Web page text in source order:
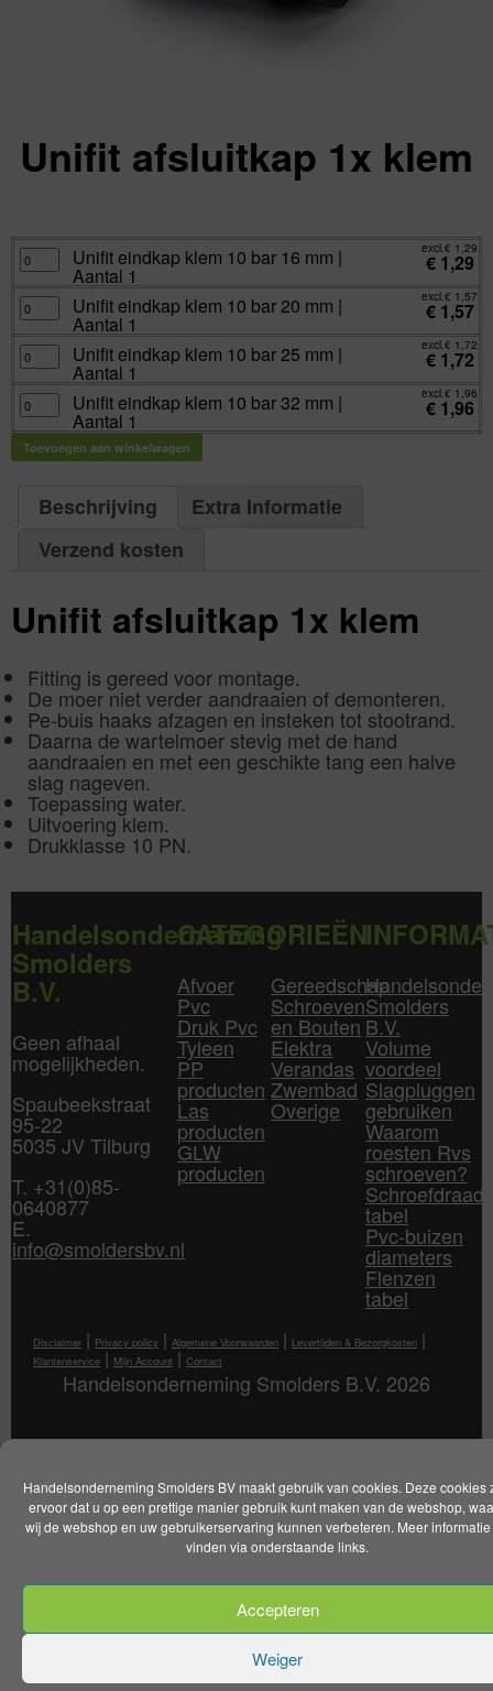
Handelsonderneming Smolders BV maakt gebruik van cookies. Deze cookies
ervoor dat u op een prettige manier gebruik kunt maken van de webshop,
wij de webshop en uw gebruikerservaring kunnen verbeteren. Meer
vinden via onderstaande links.
Accepteren
Weiger
Unifit afsluitkap 1x klem
Unifit
eindkap
klem
bar
16
mm
Aantal
1
aantal
Unifit eindkap klem 10 bar 16 mm |
Aantal 1
excl.€ 1,29
€ 1,29
Unifit
eindkap
klem
bar
20
mm
Aantal
1
aantal
Unifit eindkap klem 10 bar 20 mm |
Aantal 1
excl.€ 1,57
€ 1,57
Unifit
eindkap
klem
bar
25
mm
|
Aantal
1
Unifit eindkap klem 10 bar 25 mm |
Aantal 1
excl.€ 1,72
€ 1,72
Unifit
eindkap
klem
10
bar
32
aantal
Unifit eindkap klem 10 bar 32 mm |
Aantal 1
excl.€ 1,96
€ 1,96
Toevoegen aan winkelwagen
Beschrijving
Extra Informatie
Verzend kosten
Unifit afsluitkap 1x klem
Fitting is gereed voor montage.
De moer niet verder aandraaien of demonteren.
Pe-buis haaks afzagen en insteken tot stootrand.
Daarna de wartelmoer stevig met de hand
aandraaien en met een geschikte tang een halve
slag nageven.
Toepassing water.
Uitvoering klem.
Drukklasse 10 PN.
Handelsonderneming
Smolders
B.V.
Geen afhaal
mogelijkheden.
Spaubeekstraat
95-22
5035 JV Tilburg
T. +31(0)85-
0640877
E.
info@smoldersbv.nl
CATEGORIEËN
Afvoer
Pvc
Druk Pvc
Tyleen
PP
producten
Las
producten
GLW
producten
Gereedschap
Schroeven
en Bouten
Elektra
Verandas
Zwembad
Overige
Smolders
B.V.
Volume
voordeel
Slagpluggen
gebruiken
Waarom
roesten Rvs
schroeven?
Schroefdraad
tabel
Pvc-buizen
diameters
Flenzen
tabel
Disclaimer | Privacy policy | Algemene Voorwaarden | Levertijden & Bezorgkosten |
Klantenservice | Mijn Account | Contact
Handelsonderneming Smolders B.V. 2026